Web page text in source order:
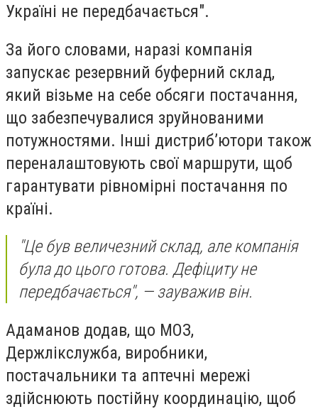
Україні не передбачається".
За його словами, наразі компанія
запускає резервний буферний склад,
який візьме на себе обсяги постачання,
що забезпечувалися зруйнованими
потужностями. Інші дистриб’ютори також
переналаштовують свої маршрути, щоб
гарантувати рівномірні постачання по
країні.
"Це був величезний склад, але компанія
була до цього готова. Дефіциту не
передбачається", — зауважив він.
Адаманов додав, що МОЗ,
Держлікслужба, виробники,
постачальники та аптечні мережі
здійснюють постійну координацію, щоб